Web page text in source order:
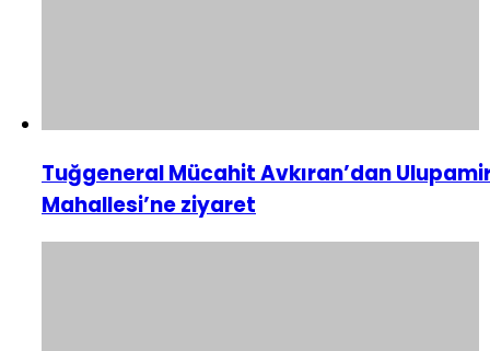
Tuğgeneral Mücahit Avkıran’dan
Mahallesi’ne ziyaret